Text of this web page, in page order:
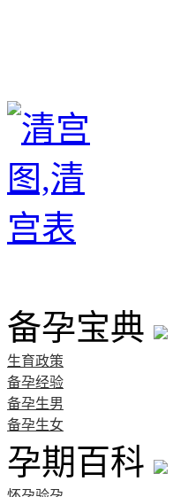
备孕宝典
生育政策
备孕经验
备孕生男
备孕生女
孕期百科